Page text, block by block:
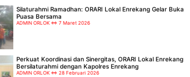
Silaturahmi Ramadhan: ORARI Lokal Enrekang Gelar Buka
Puasa Bersama
ADMIN ORLOK 7 Maret 2026
Perkuat Koordinasi dan Sinergitas, ORARI Lokal Enrekang
Bersilaturahmi dengan Kapolres Enrekang
ADMIN ORLOK 28 Februari 2026